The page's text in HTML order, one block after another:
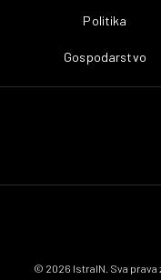
Politika
Gospodarstvo
© 2026 IstraIN. Sva prava